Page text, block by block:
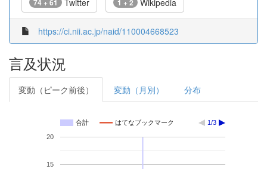
74 + 61 Twitter 1 + 2 Wikipedia
https://ci.nii.ac.jp/naid/110004668523
言及状況
変動（ピーク前後） 変動（月別） 分布
合計 はてなブックマーク 1/3
15
20